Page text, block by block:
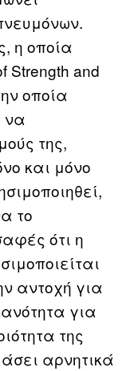
η οποία
Strength and
οποία
να
της,
και μόνο
το
ότι η
αντοχή για
για
της
αρνητικά